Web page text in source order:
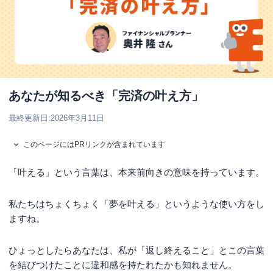
あなたが知るべき「完済の叶え方」
最終更新日:2026年3月11日
このページにはPRリンクが含まれています
「叶える」という言葉は、本来前向きの意味を持っています。
私たちはちょくちょく「夢を叶える」というような使い方をし
ますね。
ひょっとしたらあなたは、私が「返し終えること」とこの言葉
を結びつけたことに違和感を持たれたかも知れません。